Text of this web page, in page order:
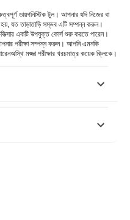
ডায়গনিস্টিক টুল। আপনার যদি নিজের বা
যত তাড়াতাড়ি সম্ভব এটি সম্পন্ন করুন।
একটি উপযুক্ত কোর্স শুরু করতে পারেন।
পরীক্ষা সম্পন্ন করুন। আপনি এমনকি
অস্থি মজ্জা পরীক্ষার খরচমাত্র কয়েক ক্লিকে।
dictionaries/cancer-